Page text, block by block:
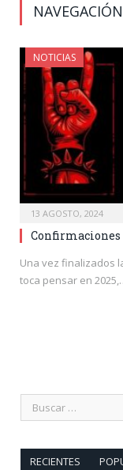
NOTICIAS
13 AGOSTO, 2024
Confirmaciones
Una vez finalizados
toca pensar en
RECIENTES